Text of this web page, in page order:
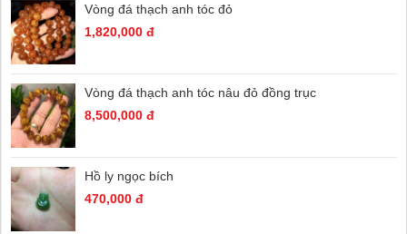
Vòng đá thạch anh tóc đỏ
1,820,000 đ
Vòng đá thạch anh tóc nâu đỏ đồng trục
8,500,000 đ
Hồ ly ngọc bích
470,000 đ